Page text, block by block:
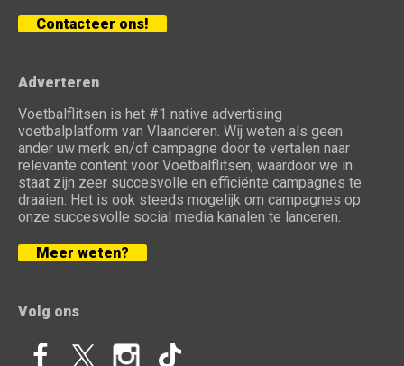
Contacteer ons!
Adverteren
Voetbalflitsen is het #1 native advertising
voetbalplatform van Vlaanderen. Wij weten als geen
ander uw merk en/of campagne door te vertalen naar
relevante content voor Voetbalflitsen, waardoor we in
staat zijn zeer succesvolle en efficiënte campagnes te
draaien. Het is ook steeds mogelijk om campagnes op
onze succesvolle social media kanalen te lanceren.
Meer weten?
Volg ons